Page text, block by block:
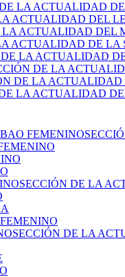
LA ACTUALIDAD
ACTUALIDAD DEL
LA ACTUALIDAD DEL
ACTUALIDAD DE LA
DE LA ACTUALIDAD
DE LA
DE LA
LA ACTUALIDAD
FEMENINO
SECCIÓN DE LA
SECCIÓN DE LA